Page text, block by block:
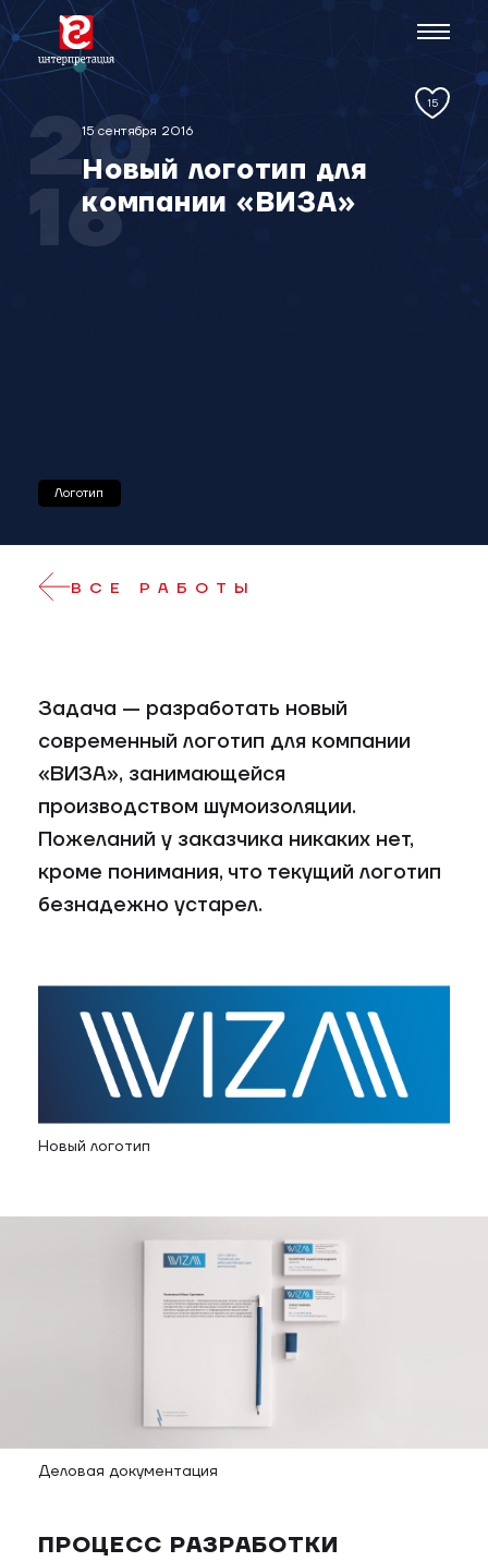
15 сентября 2016
20
16Новый логотип для
компании «ВИЗА»
Логотип
15
ВСЕ РАБОТЫ
Задача — разработать новый
современный логотип для компании
«ВИЗА», занимающейся
производством шумоизоляции.
Пожеланий у заказчика никаких нет,
кроме понимания, что текущий логотип
безнадежно устарел.
Новый логотип
Деловая документация
ПРОЦЕСС РАЗРАБОТКИ